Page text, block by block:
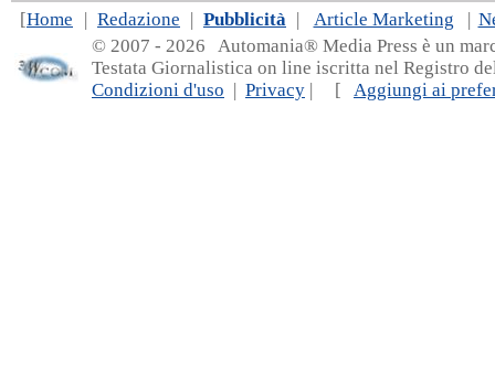
[Home | Redazione | Pubblicità | Article Marketing |
© 2007 - 2026 Automania® Media Press è un
Testata Giornalistica on line iscritta nel Registro
Condizioni d'uso | Privacy | [ Aggiungi ai